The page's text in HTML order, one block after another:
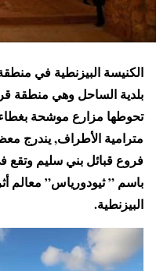
الكنيسة البيزنطية في
بلدية الساحل وهي منطقة
تحوطها مزارع موشحة
مترامية الأطراف, يندرج
فروع قبائل بني سليم
باسم ” ثيودورياس” معالم
البيزنطية.